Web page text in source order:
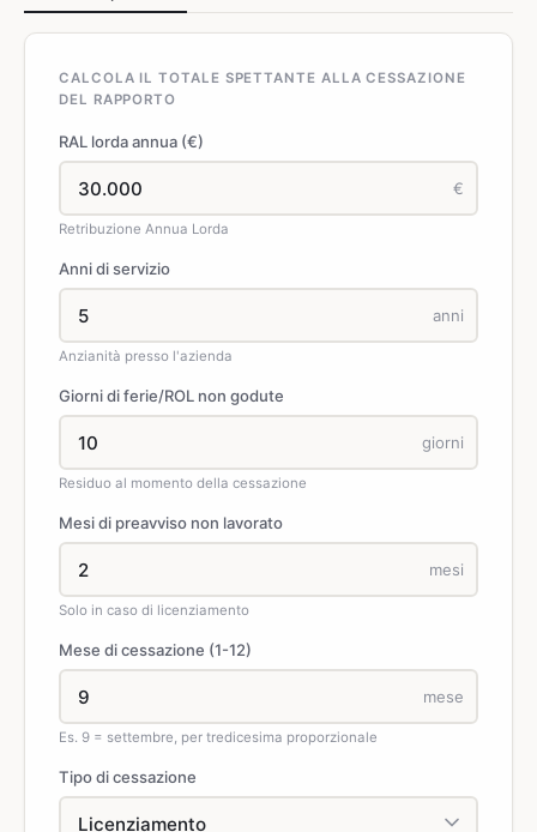
CALCOLA IL TOTALE SPETTANTE ALLA CESSAZIONE
DEL RAPPORTO
RAL lorda annua (€)
€
Retribuzione Annua Lorda
Anni di servizio
anni
Anzianità presso l'azienda
Giorni di ferie/ROL non godute
giorni
Residuo al momento della cessazione
Mesi di preavviso non lavorato
mesi
Solo in caso di licenziamento
Mese di cessazione (1-12)
mese
Es. 9 = settembre, per tredicesima proporzionale
Tipo di cessazione